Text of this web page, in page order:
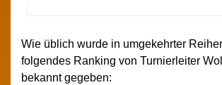
Wie üblich wurde in umgekehrter
folgendes Ranking von Turnierleiter
bekannt gegeben: